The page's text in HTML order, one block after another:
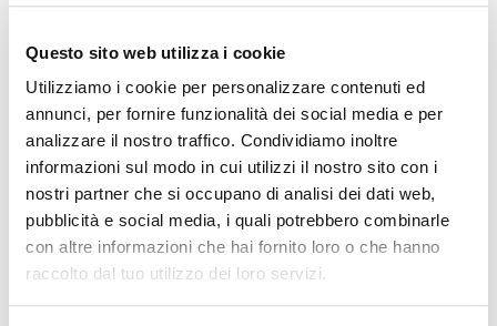
Questo sito web utilizza i cookie
Utilizziamo i cookie per personalizzare contenuti ed
annunci, per fornire funzionalità dei social media e per
analizzare il nostro traffico. Condividiamo inoltre
informazioni sul modo in cui utilizzi il nostro sito con i
nostri partner che si occupano di analisi dei dati web,
pubblicità e social media, i quali potrebbero combinarle
con altre informazioni che hai fornito loro o che hanno
raccolto dal tuo utilizzo dei loro servizi.
5000 € 2,24
6000 € 1,85 € 2,21
7000 € 1,83 € 2,20
8000 € 1,82 € 2,17